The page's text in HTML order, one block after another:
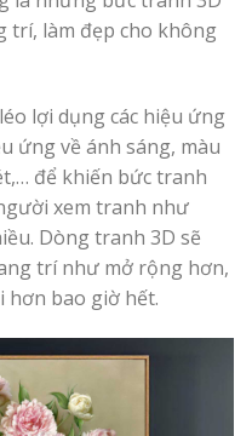
trí, làm đẹp cho không
lợi dụng các hiệu ứng
ứng về ánh sáng, màu
để khiến bức tranh
xem tranh như
Dòng tranh 3D sẽ
trí như mở rộng hơn,
hơn bao giờ hết.